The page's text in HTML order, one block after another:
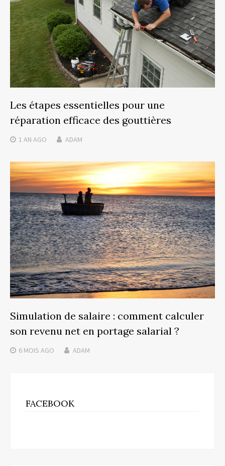
Les étapes essentielles pour une
réparation efficace des gouttières
1 AN AGO ADAM
Simulation de salaire : comment calculer
son revenu net en portage salarial ?
6 MOIS AGO ADAM
FACEBOOK